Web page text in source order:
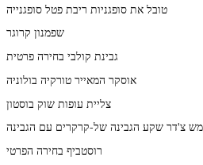
טובל את סופגניות ריבת פטל סופגנייה
שפמנון קרוגר
גבינת קולבי בחירה פרטית
אוסקר המאייר טורקיה בולוניה
צליית עופות שוק בוסטון
צ'דר שקע הגבינה של-קרקרים עם הגבינה
רוסטביף בחירה הפרטי